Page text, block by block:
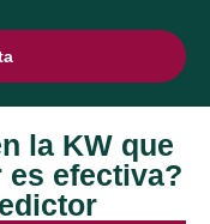
la KW que
efectiva?